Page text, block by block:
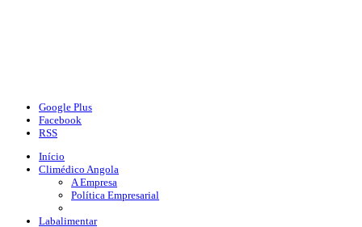
Google Plus
Facebook
RSS
Início
Climédico Angola
A Empresa
Política Empresarial
Labalimentar